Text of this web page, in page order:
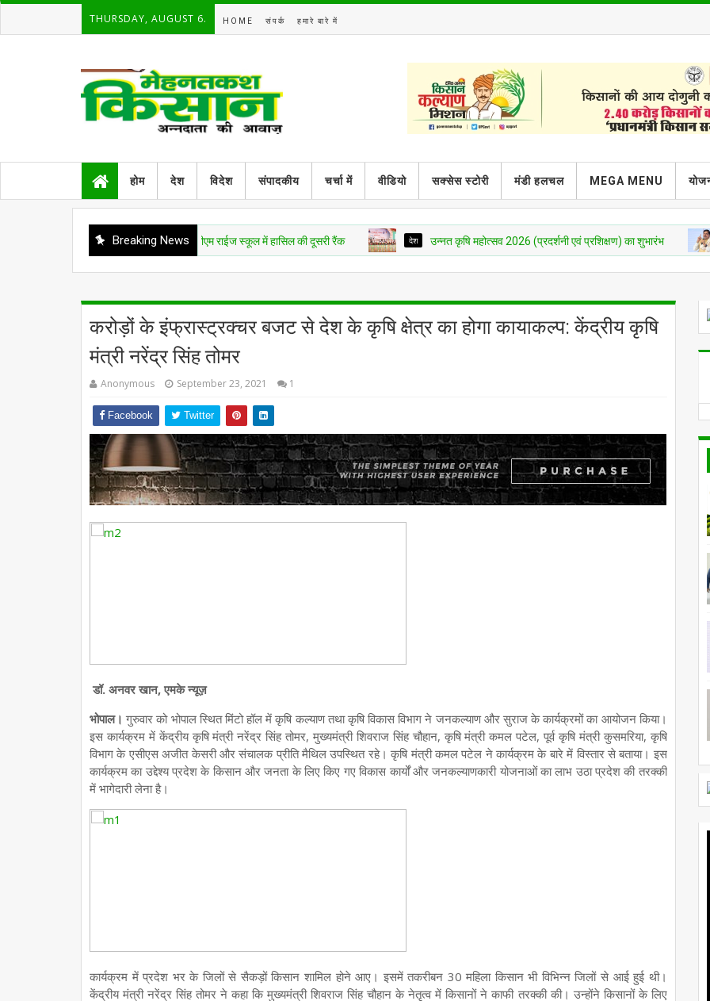
THURSDAY, AUGUST 6. HOME संपर्क हमारे बारे में
होम देश विदेश संपादकीय चर्चा में वीडियो सक्सेस स्टोरी मंडी हलचल MEGA MENU
Breaking News
कारपेंटर के बेटे ने 12वीं कक्षा में सीएम राईज स्कूल में हासिल की दूसरी रैंक देश उन्नत कृषि महोत्सव 2026 (प्रदर्शनी एवं प्रशिक्षण) का शुभारंभ मध्य
करोड़ों के इंफ्रास्ट्रक्चर बजट से देश के कृषि क्षेत्र का होगा कायाकल्प: केंद्रीय कृषि
मंत्री नरेंद्र सिंह तोमर
Anonymous September 23, 2021 1
Facebook Twitter
डॉ. अनवर खान, एमके न्यूज़
भोपाल। गुरुवार को भोपाल स्थित मिंटो हॉल में कृषि कल्याण तथा कृषि विकास विभाग ने जनकल्याण और सुराज के कार्यक्रमों का आयोजन किया।
इस कार्यक्रम में केंद्रीय कृषि मंत्री नरेंद्र सिंह तोमर, मुख्यमंत्री शिवराज सिंह चौहान, कृषि मंत्री कमल पटेल, पूर्व कृषि मंत्री कुसमरिया, कृषि
विभाग के एसीएस अजीत केसरी और संचालक प्रीति मैथिल उपस्थित रहे। कृषि मंत्री कमल पटेल ने कार्यक्रम के बारे में विस्तार से बताया। इस
कार्यक्रम का उद्देश्य प्रदेश के किसान और जनता के लिए किए गए विकास कार्यों और जनकल्याणकारी योजनाओं का लाभ उठा प्रदेश की तरक्की
में भागेदारी लेना है।
कार्यक्रम में प्रदेश भर के जिलों से सैकड़ों किसान शामिल होने आए। इसमें तकरीबन 30 महिला किसान भी विभिन्न जिलों से आई हुई थी।
केंद्रीय मंत्री नरेंद्र सिंह तोमर ने कहा कि मुख्यमंत्री शिवराज सिंह चौहान के नेतृत्व में किसानों ने काफी तरक्की की। उन्होंने किसानों के लिए